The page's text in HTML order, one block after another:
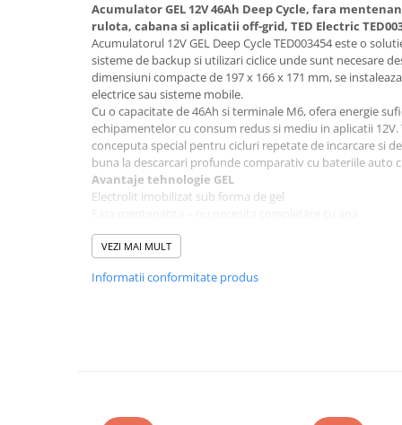
Cauta dupa marca
Toate panourile portabile
Kituri solare pentru balcon
Componente Fotovoltaice
Incarcatoare solare
Acumulator GEL 12V 46Ah Deep Cycle, fara
rulota, cabana si aplicatii off-grid, TED Electric
Acumulatorul 12V GEL Deep Cycle TED003454 este o
sisteme de backup si utilizari ciclice unde sunt necesare
dimensiuni compacte de 197 x 166 x 171 mm, se
electrice sau sisteme mobile.
Cu o capacitate de 46Ah si terminale M6, ofera energie
echipamentelor cu consum redus si mediu in aplicatii 12V.
conceputa special pentru cicluri repetate de incarcare si
buna la descarcari profunde comparativ cu bateriile auto
Avantaje tehnologie GEL
Electrolit imobilizat sub forma de gel
Rezistenta buna la vibratii
Functionare stabila in aplicatii ciclice
Acumulatorul este rezistent la variatii de temperatura si
Rulote, cabane si aplicatii off-grid
VEZI MAI MULT
Informatii conformitate produs